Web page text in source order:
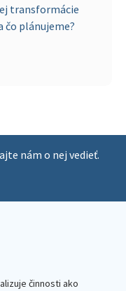
transformácie
čo plánujeme?
nám o nej vedieť.
činnosti ako